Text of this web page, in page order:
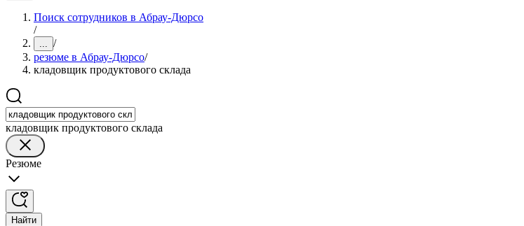
Поиск сотрудников в Абрау-Дюрсо
/
... /
резюме в Абрау-Дюрсо/
кладовщик продуктового склада
кладовщик продуктового склада
Резюме
Найти